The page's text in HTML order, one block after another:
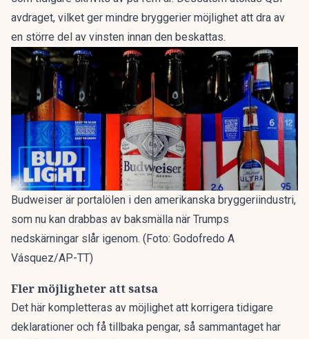
avdraget, vilket ger mindre bryggerier möjlighet att dra av
en större del av vinsten innan den beskattas.
Budweiser är portalölen i den amerikanska bryggeriindustri,
som nu kan drabbas av baksmälla när Trumps
nedskärningar slår igenom. (Foto: Godofredo A
Vásquez/AP-TT)
Fler möjligheter att satsa
Det här kompletteras av möjlighet att korrigera tidigare
deklarationer och få tillbaka pengar, så sammantaget har